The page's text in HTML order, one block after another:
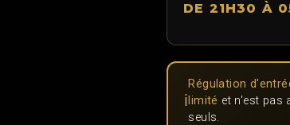
DE 21H30 À
ℹ️
Régulation
limité et n'est pas
seuls.